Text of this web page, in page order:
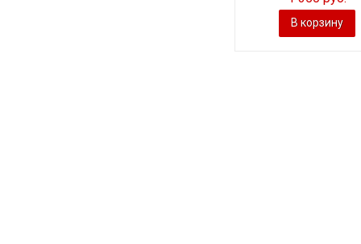
В корзину